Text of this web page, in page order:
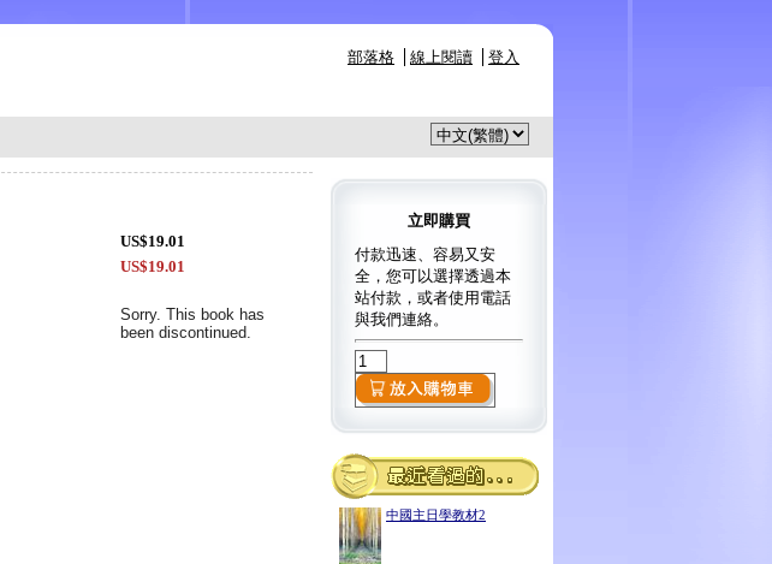
部落格 線上閱讀 登入
立即購買
付款迅速、容易又安
全，您可以選擇透過本
站付款，或者使用電話
與我們連絡。
中國主日學教材2
US$19.01
US$19.01
Sorry. This book has
been discontinued.